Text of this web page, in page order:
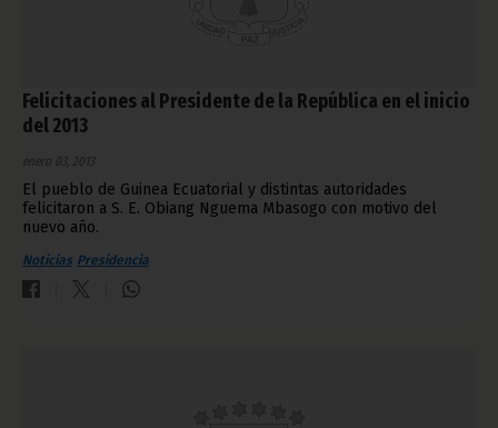
Felicitaciones al Presidente de la República en el inicio
del 2013
enero 03, 2013
El pueblo de Guinea Ecuatorial y distintas autoridades
felicitaron a S. E. Obiang Nguema Mbasogo con motivo del
nuevo año.
Noticias Presidencia